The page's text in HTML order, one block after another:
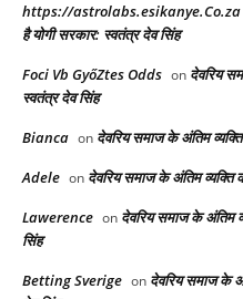
https://astrolabs.esikanye.Co.za
है योगी सरकार: स्वतंत्र देव सिंह
Foci Vb GyőZtes Odds on देवरिय
स्वतंत्र देव सिंह
Bianca on देवरिय समाज के अंतिम
Adele on देवरिय समाज के अंतिम व्यक्ति
Lawerence on देवरिय समाज के अंतिम
सिंह
Betting Sverige on देवरिय समाज के